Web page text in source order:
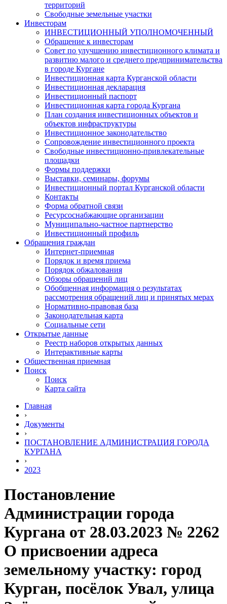
территорий
Свободные земельные участки
Инвесторам
ИНВЕСТИЦИОННЫЙ УПОЛНОМОЧЕННЫЙ
Обращение к инвесторам
Совет по улучшению инвестиционного климата и
развитию малого и среднего предпринимательства
в городе Кургане
Инвестиционная карта Курганской области
Инвестиционная декларация
Инвестиционный паспорт
Инвестиционная карта города Кургана
План создания инвестиционных объектов и
объектов инфраструктуры
Инвестиционное законодательство
Сопровождение инвестиционного проекта
Свободные инвестиционно-привлекательные
площадки
Формы поддержки
Выставки, семинары, форумы
Инвестиционный портал Курганской области
Контакты
Форма обратной связи
Ресурсоснабжающие организации
Муниципально-частное партнерство
Инвестиционный профиль
Обращения граждан
Интернет-приемная
Порядок и время приема
Порядок обжалования
Обзоры обращений лиц
Обобщенная информация о результатах
рассмотрения обращений лиц и принятых мерах
Нормативно-правовая база
Законодательная карта
Социальные сети
Открытые данные
Реестр наборов открытых данных
Интерактивные карты
Общественная приемная
Поиск
Поиск
Карта сайта
Главная
›
Документы
›
ПОСТАНОВЛЕНИЕ АДМИНИСТРАЦИЯ ГОРОДА
КУРГАНА
›
2023
Постановление
Администрации города
Кургана от 28.03.2023 № 2262
О присвоении адреса
земельному участку: город
Курган, посёлок Увал, улица